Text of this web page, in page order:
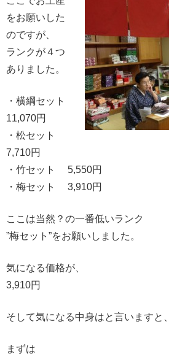
をお願いした
のですが、
ランクが４つ
ありました。
・横綱セット
11,070円
・松セット
7,710円
・竹セット 5,550円
・梅セット 3,910円
ここは当然？の一番低いランク
”梅セット”をお願いしました。
気になる価格が、
3,910円
そして気になる中身はと言いますと、
まずは